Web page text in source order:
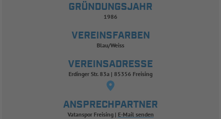
GRÜNDUNGSJAHR
1986
VEREINSFARBEN
Blau/Weiss
VEREINSADRESSE
Erdinger Str. 83a | 85356 Freising
ANSPRECHPARTNER
Vatanspor Freising E-Mail senden